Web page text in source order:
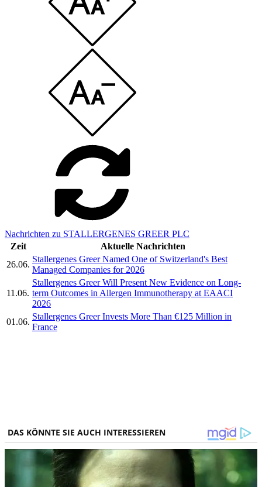
Nachrichten zu STALLERGENES GREER PLC
Zeit
Aktuelle Nachrichten
26.06.
Stallergenes Greer Named One of Switzerland's Best
Managed Companies for 2026
11.06.
Stallergenes Greer Will Present New Evidence on Long-
term Outcomes in Allergen Immunotherapy at EAACI
2026
01.06.
Stallergenes Greer Invests More Than €125 Million in
France